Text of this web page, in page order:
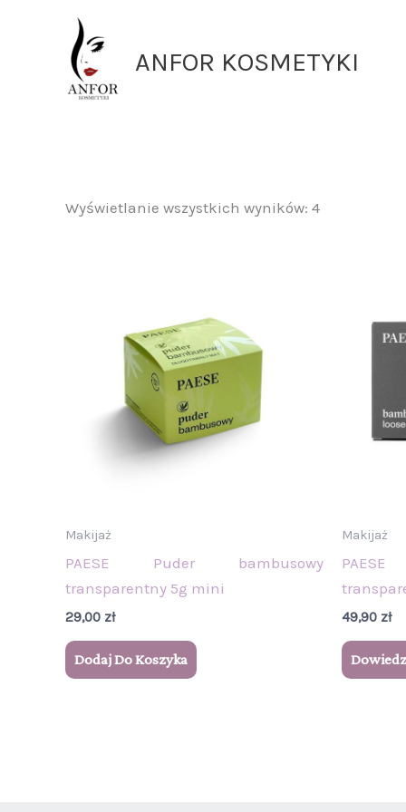
ANFOR KOSMETYKI
Wyświetlanie wszystkich wyników: 4
Makijaż
PAESE Puder bambusowy
transparentny 5g mini
29,00 zł
Dodaj Do Koszyka
Makijaż
49,90 zł